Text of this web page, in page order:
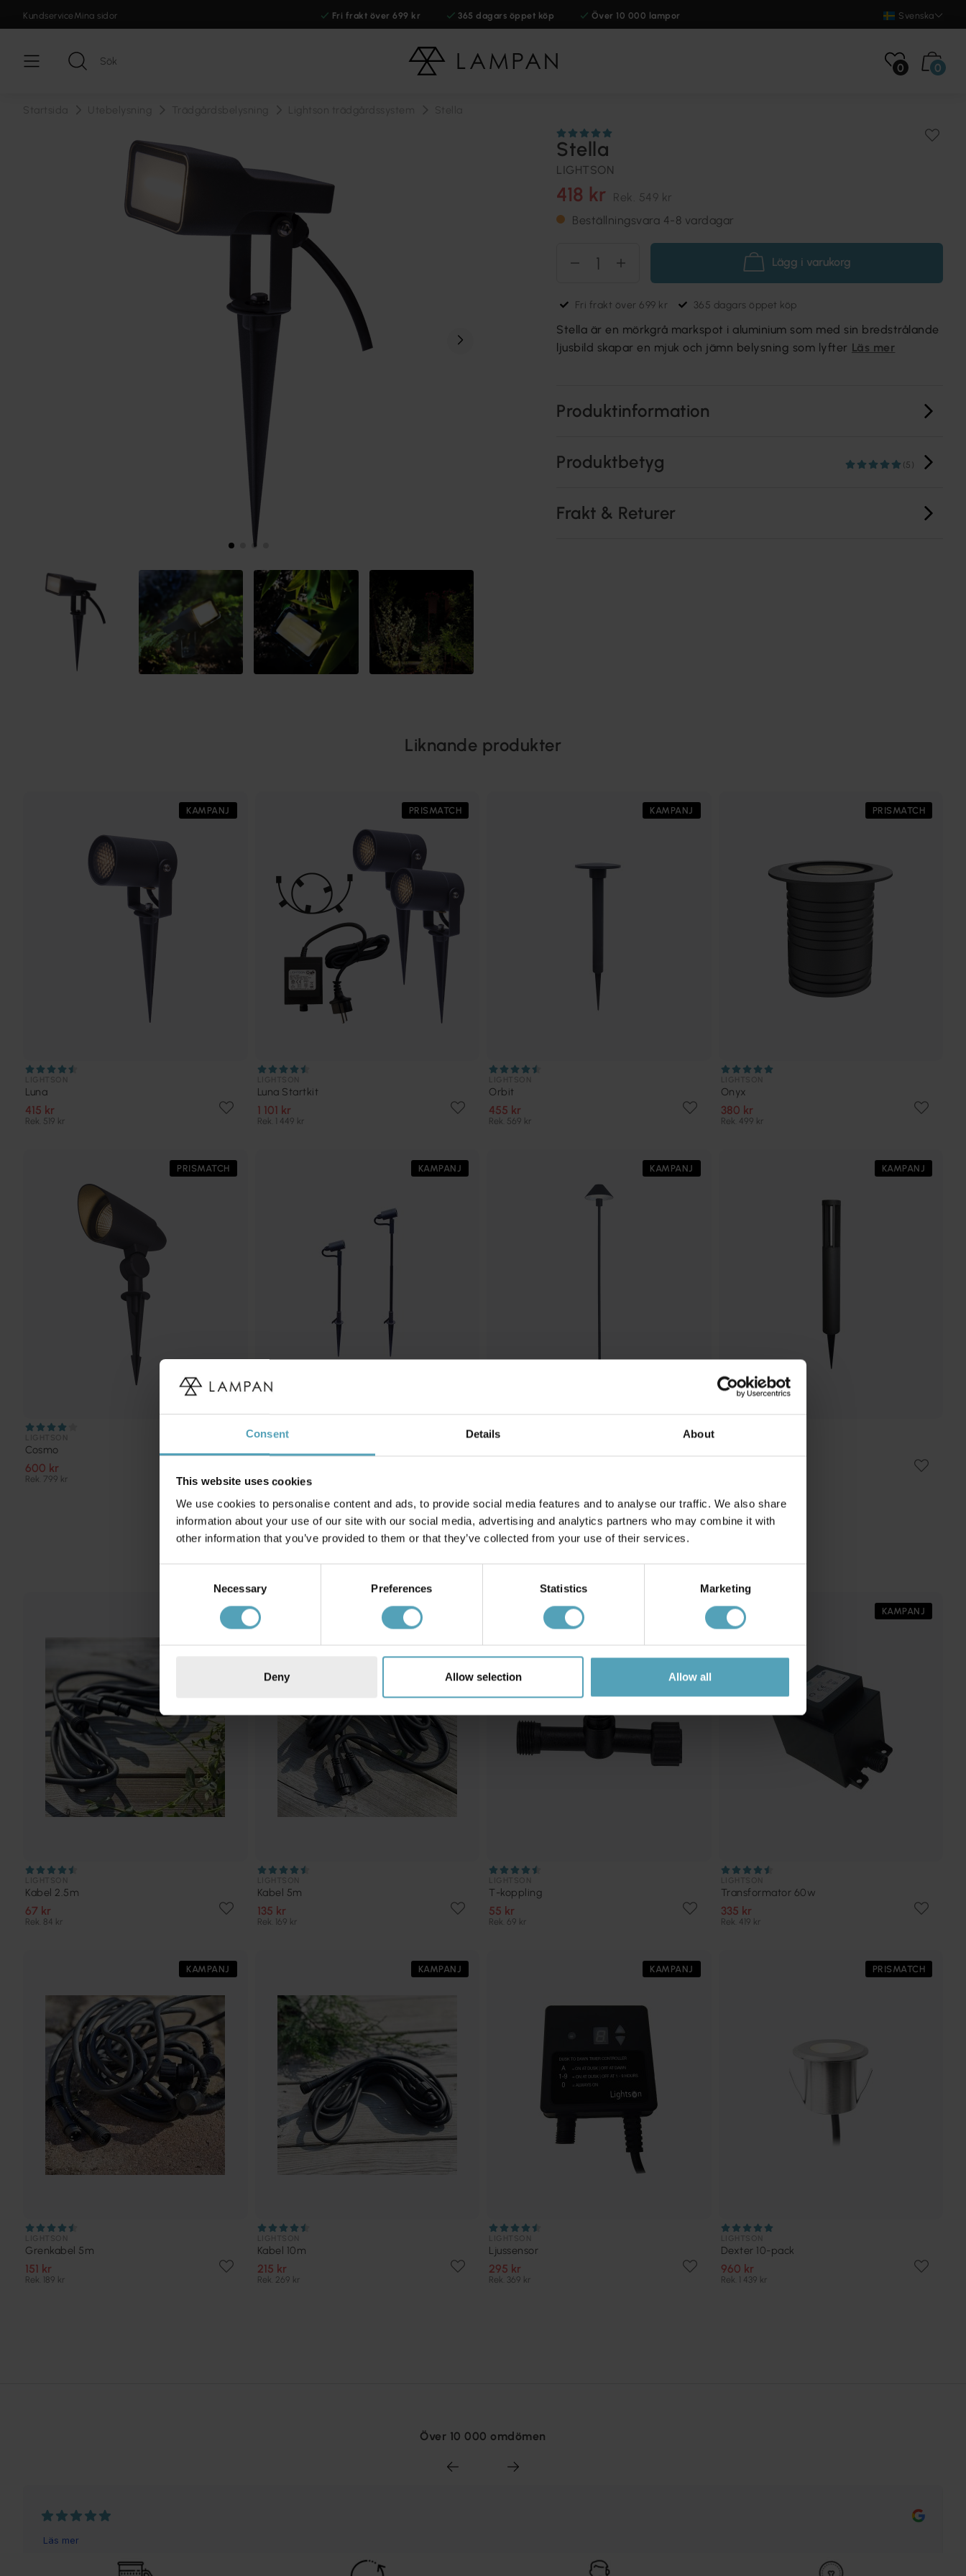
Consent Details About
This website uses cookies
We use cookies to personalise content and ads, to provide social media features and to analyse our traffic. We also share
information about your use of our site with our social media, advertising and analytics partners who may combine it with
other information that you’ve provided to them or that they’ve collected from your use of their services.
Necessary Preferences Statistics Marketing
Deny Allow selection Allow all
KundserviceMina sidor Fri frakt över 699 kr 365 dagars öppet köp Över 10 000 lampor Svenska
0 0
Stella
LIGHTSON
418 kr Rek. 549 kr
Beställningsvara 4-8 vardagar
Lägg i varukorg
Fri frakt över 699 kr 365 dagars öppet köp
Stella är en mörkgrå markspot i aluminium som med sin bredstrålande
ljusbild skapar en mjuk och jämn belysning som lyfter Läs mer
Produktinformation
Produktbetyg (5)
Frakt & Returer
Liknande produkter
KAMPANJ
Luna
415 kr
Rek. 519 kr
PRISMATCH
Luna Startkit
1 101 kr
Rek. 1 449 kr
KAMPANJ
Orbit
455 kr
Rek. 569 kr
PRISMATCH
Onyx
380 kr
Rek. 499 kr
PRISMATCH
Cosmo
600 kr
Rek. 799 kr
KAMPANJ
LIGHTSON
Rek. 409 kr
KAMPANJ
LIGHTSON
KAMPANJ
Andra köpte även
KAMPANJ
Kabel 2.5m
67 kr
Rek. 84 kr
KAMPANJ
Kabel 5m
135 kr
Rek. 169 kr
T-koppling
55 kr
Rek. 69 kr
KAMPANJ
Transformator 60w
335 kr
Rek. 419 kr
KAMPANJ
Grenkabel 5m
151 kr
Rek. 189 kr
KAMPANJ
Kabel 10m
215 kr
Rek. 269 kr
KAMPANJ
Ljussensor
295 kr
Rek. 369 kr
PRISMATCH
Dexter 10-pack
960 kr
Rek. 1 439 kr
Över 10 000 omdömen